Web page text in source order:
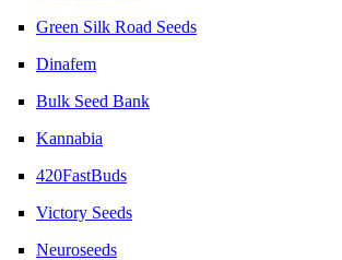
Green Silk Road Seeds
Dinafem
Bulk Seed Bank
Kannabia
420FastBuds
Victory Seeds
Neuroseeds